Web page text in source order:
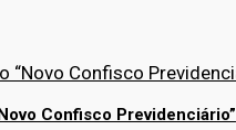
Confisco Previdenciário”